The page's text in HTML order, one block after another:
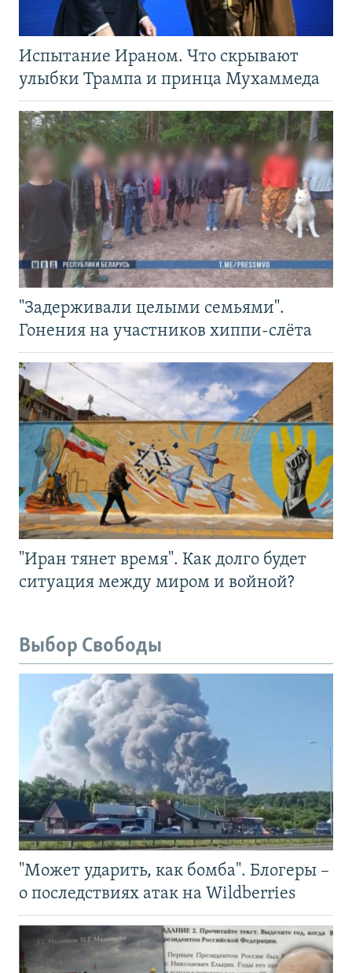
Испытание Ираном. Что скрывают
улыбки Трампа и принца Мухаммеда
"Задерживали целыми семьями".
Гонения на участников хиппи-слёта
"Иран тянет время". Как долго будет
ситуация между миром и войной?
Выбор Свободы
"Может ударить, как бомба". Блогеры –
о последствиях атак на Wildberries